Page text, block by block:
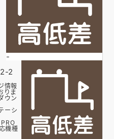
-
2
情報
りま
ウン
ーシ
機種